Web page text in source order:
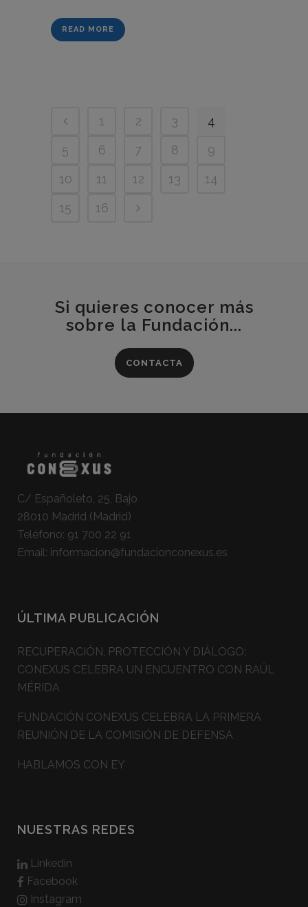
READ MORE
1 2 3
4
5
6 7 8
9
10
11 12 13
14
15
16
Si quieres conocer más
sobre la Fundación...
CONTACTA
C/ Españoleto, 25, Bajo
28010 Madrid (Madrid)
Teléfono: 91 700 22 91
Email: informacion@fundacionconexus.es
ÚLTIMA PUBLICACIÓN
RECUPERACIÓN, PROTECCIÓN Y DIÁLOGO:
CONEXUS CELEBRA UN ENCUENTRO CON RAÚL
MÉRIDA
FUNDACIÓN CONEXUS CELEBRA LA PRIMERA
REUNIÓN DE LA COMISIÓN DE DEFENSA
HABLAMOS CON EY
NUESTRAS REDES
Linkedin
Facebook
Instagram